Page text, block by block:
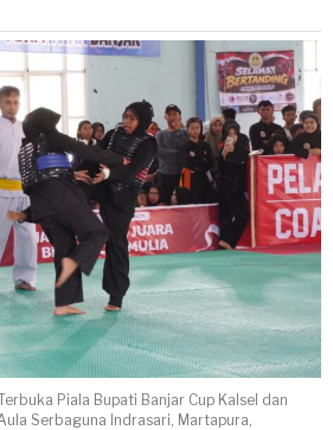
Piala Bupati Banjar Cup Kalsel dan
Serbaguna Indrasari, Martapura,